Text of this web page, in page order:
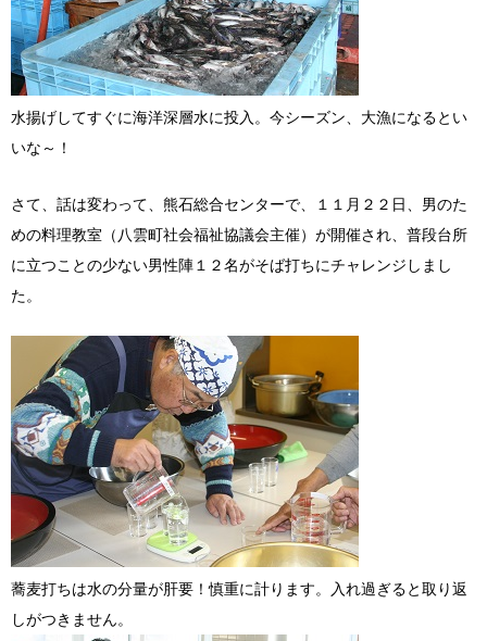
水揚げしてすぐに海洋深層水に投入。今シーズン、大漁になるとい
いな～！
さて、話は変わって、熊石総合センターで、１１月２２日、男のた
めの料理教室（八雲町社会福祉協議会主催）が開催され、普段台所
に立つことの少ない男性陣１２名がそば打ちにチャレンジしまし
た。
蕎麦打ちは水の分量が肝要！慎重に計ります。入れ過ぎると取り返
しがつきません。